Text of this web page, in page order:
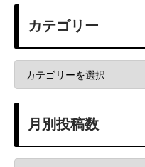
カテゴリー
月別投稿数